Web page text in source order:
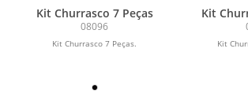
Kit Churrasco 7 Peças
08096
Kit Churrasco 7 Peças.
Kit
Kit